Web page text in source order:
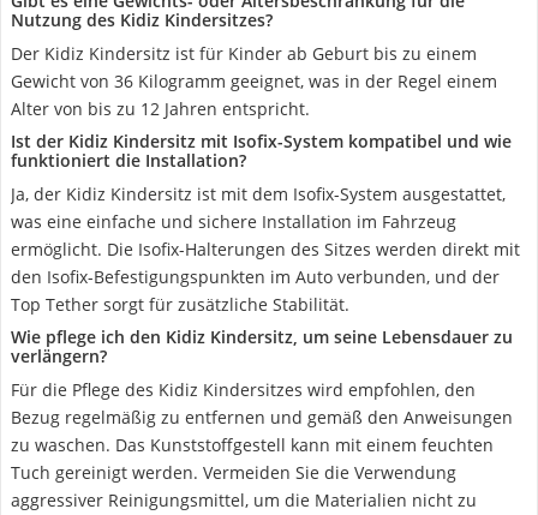
Nutzung des Kidiz Kindersitzes?
Der Kidiz Kindersitz ist für Kinder ab Geburt bis zu einem
Gewicht von 36 Kilogramm geeignet, was in der Regel einem
Alter von bis zu 12 Jahren entspricht.
Ist der Kidiz Kindersitz mit Isofix-System kompatibel und wie
funktioniert die Installation?
Ja, der Kidiz Kindersitz ist mit dem Isofix-System ausgestattet,
was eine einfache und sichere Installation im Fahrzeug
ermöglicht. Die Isofix-Halterungen des Sitzes werden direkt mit
den Isofix-Befestigungspunkten im Auto verbunden, und der
Top Tether sorgt für zusätzliche Stabilität.
Wie pflege ich den Kidiz Kindersitz, um seine Lebensdauer zu
verlängern?
Für die Pflege des Kidiz Kindersitzes wird empfohlen, den
Bezug regelmäßig zu entfernen und gemäß den Anweisungen
zu waschen. Das Kunststoffgestell kann mit einem feuchten
Tuch gereinigt werden. Vermeiden Sie die Verwendung
aggressiver Reinigungsmittel, um die Materialien nicht zu